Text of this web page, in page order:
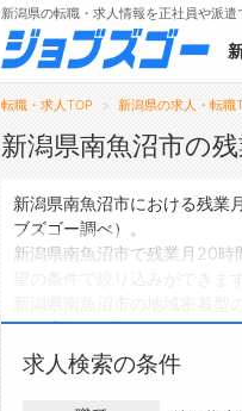
メニュー
トップ
新潟県の転職・求人情報を正社員や派遣
転職・求人TOP 新潟県の求人・転職
新潟県南魚沼市の
新潟県南魚沼市における残業
ブズゴー調べ）。
新潟県南魚沼市で残業月20時
新潟県南魚沼市の地域密着
員の求人は0件、アルバイト
ハローワークにはない求人
以内の求人・転職情報を探し
求人検索の条件